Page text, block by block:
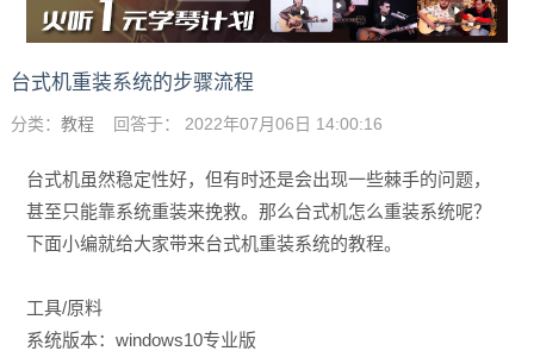
台式机重装系统的步骤流程
分类： 教程 回答于： 2022年07月06日 14:00:16
台式机虽然稳定性好，但有时还是会出现一些棘手的问题，
甚至只能靠系统重装来挽救。那么台式机怎么重装系统呢？
下面小编就给大家带来台式机重装系统的教程。
工具/原料
系统版本：windows10专业版